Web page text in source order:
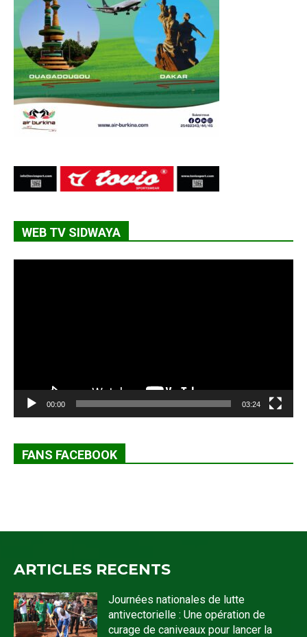
WEB TV SIDWAYA
00:00 03:24
FANS FACEBOOK
ARTICLES RECENTS
Journées nationales de lutte
antivectorielle : Une opération de
curage de caniveaux pour lancer la